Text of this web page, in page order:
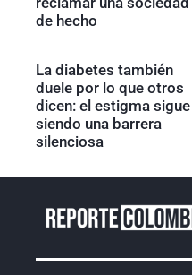
de hecho
La diabetes también
duele por lo que otros
dicen: el estigma sigue
siendo una barrera
silenciosa